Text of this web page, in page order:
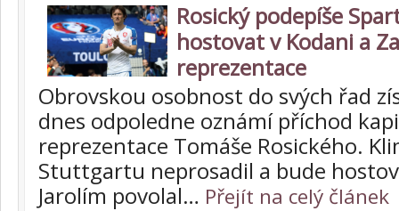
Rosický podepíše
hostovat v Kodani a
reprezentace
Obrovskou osobnost do svých řad
dnes odpoledne oznámí příchod
reprezentace Tomáše Rosického.
Stuttgartu neprosadil a bude
Jarolím povolal… Přejít na celý článek